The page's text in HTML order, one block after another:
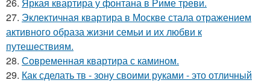
26. Яркая квартира у фонтана в Риме треви.
27. Эклектичная квартира в Москве стала отражением
активного образа жизни семьи и их любви к
путешествиям.
28. Современная квартира с камином.
29. Как сделать тв - зону своими руками - это отличный